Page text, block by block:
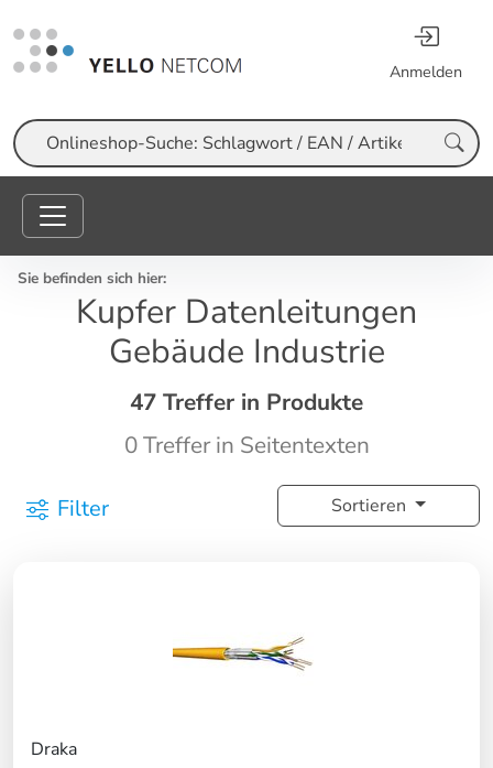
Anmelden
Suche
Sie befinden sich hier:
Kupfer Datenleitungen
Gebäude Industrie
47 Treffer in Produkte
0 Treffer in Seitentexten
Filter Sortieren
Draka